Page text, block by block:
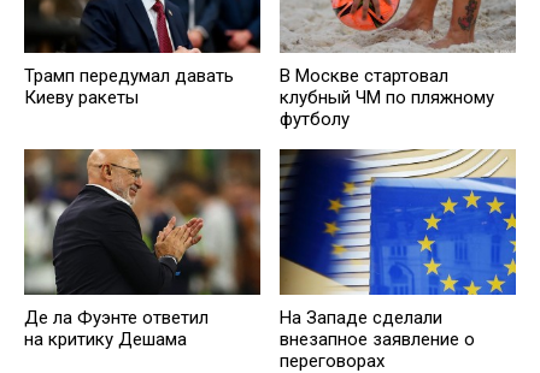
Трамп передумал давать
Киеву ракеты
В Москве стартовал
клубный ЧМ по пляжному
футболу
Де ла Фуэнте ответил
на критику Дешама
На Западе сделали
внезапное заявление о
переговорах